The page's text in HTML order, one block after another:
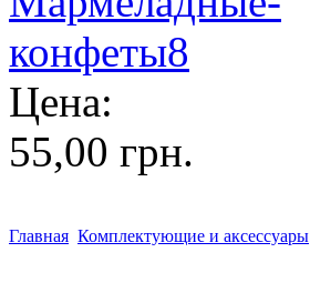
Цена:
55,00 грн.
Главная Комплектующие и аксессуары